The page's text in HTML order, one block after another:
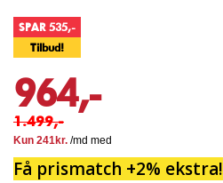
SPAR 535,-
Tilbud!
964,-
1.499,-
Få prismatch +2% ekstra!